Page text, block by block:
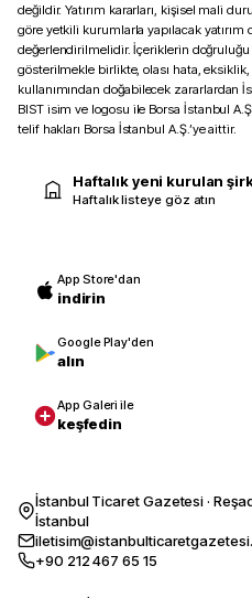
değildir. Yatırım kararları, kişisel mali
göre yetkili kurumlarla yapılacak yatırım
değerlendirilmelidir. İçeriklerin
gösterilmekle birlikte, olası hata,
kullanımından doğabilecek zararlardan
BIST isim ve logosu ile Borsa İstanbul
telif hakları Borsa İstanbul A.Ş.’ye aittir.
Haftalık yeni kurulan
Haftalık listeye göz atın
App Store'dan
indirin
Google Play'den
alın
App Galeri ile
keşfedin
İstanbul Ticaret Gazetesi ·
İstanbul
+90 212 467 65 15